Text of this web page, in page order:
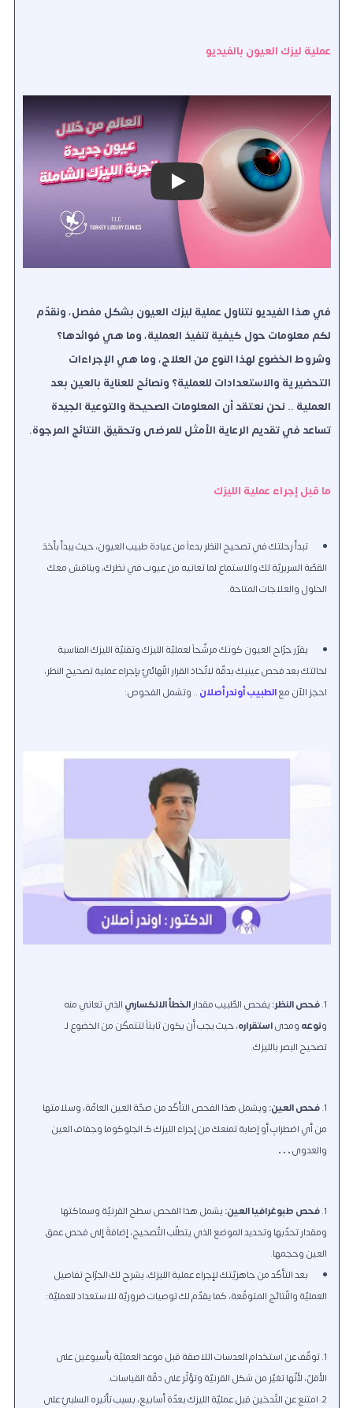
عملية ليزك العيون بالفيديو
Play
في هذا الفيديو نتناول عملية ليزك العيون بشكل مفصل، ونقدّم
لكم معلومات حول كيفية تنفيذ العملية، وما هي فوائدها؟
وشروط الخضوع لهذا النوع من العلاج، وما هي الإجراءات
التحضيرية والاستعدادات للعملية؟ ونصائح للعناية بالعين بعد
العملية .. نحن نعتقد أن المعلومات الصحيحة والتوعية الجيدة
تساعد في تقديم الرعاية الأمثل للمرضى وتحقيق النتائج المرجوة.
ما قبل إجراء عملية الليزك
تبدأ رحلتك في تصحيح النظر بدءاً من عيادة طبيب العيون، حيث يبدأ بأخذ
القصّة السريريّة لك والاستماع لما تعانيه من عيوب في نظرك، ويناقش معك
الحلول والعلاجات المتاحة.
يقرّر جرّاح العيون كونك مرشّحاً لعمليّة الليزك وتقنيّة الليزك المناسبة
لحالتك بعد فحص عينيك بدقّة لاتّخاذ القرار النّهائيّ بإجراء عملية تصحيح النظر،
احجز الآن معالطبيب أوندر أصلان.. وتشمل الفحوص:
فحص النظر:يفحص الطّبيب مقدارالخطأ الانكساريالذي تعاني منه
ونوعهومدىاستقراره، حيث يجب أن يكون ثابتاً لتتمكّن من الخضوع لـ
تصحيح البصر بالليزك.
فحص العين:ويشمل هذا الفحص التأكّد من صحّة العين العامّة، وسلامتها
من أي اضطرابٍ أو إصابة تمنعك من إجراء الليزك كـ الجلوكوما وجفاف العين
والعدوى…
فحص طبوغرافيا العين:يشمل هذا الفحص سطح القرنيّة وسماكتها
ومقدار تحدّبها وتحديد الموضع الذي يتطلّب التّصحيح، إضافةً إلى فحص عمق
العين وحجمها.
بعد التأكّد من جاهزيّتك لإجراء عملية الليزك، يشرح لك الجرّاح تفاصيل
العمليّة والنّتائج المتوقّعة، كما يقدّم لك توصيات ضروريّة للاستعداد للعمليّة:
توقّف عن استخدام العدسات اللاصقة قبل موعد العمليّة بأسبوعين على
الأقلّ، لأنّها تغيّر من شكل القرنيّة وتؤثّر على دقّة القياسات.
امتنع عن التّدخين قبل عمليّة الليزك بعدّة أسابيع، بسبب تأثيره السلبيّ على